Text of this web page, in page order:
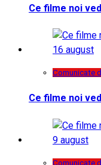
Ce filme noi
Comunicate
Ce filme noi
Comunicate